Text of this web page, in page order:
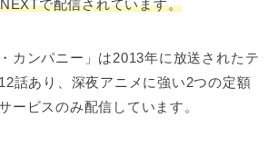
で配信されています。
カンパニー」は2013年に放送されたテ
話あり、深夜アニメに強い2つの定額
ービスのみ配信しています。